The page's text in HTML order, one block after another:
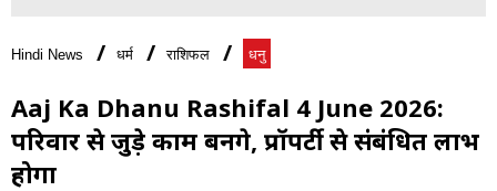
Hindi News धर्म राशिफल धनु
Aaj Ka Dhanu Rashifal 4 June 2026:
परिवार से जुड़े काम बनेंगे, प्रॉपर्टी से संबंधित लाभ
होगा